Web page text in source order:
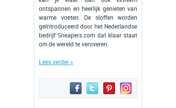
ontspannen en heerlijk genieten van
warme voeten. De sloffen worden
geïntroduceerd door het Nederlandse
bedrijf Sneapers.com dat klaar staat
om de wereld te veroveren.
Lees verder »